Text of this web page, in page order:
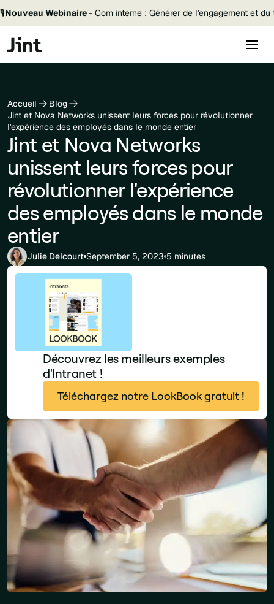
🎙️Nouveau Webinaire - Com interne : Générer de l'engagement et
Accueil
Blog
Jint et Nova Networks unissent leurs forces pour révolutionner
l'expérience des employés dans le monde entier
Jint et Nova Networks
unissent leurs forces pour
révolutionner l'expérience
des employés dans le monde
entier
Julie Delcourt September 5, 2023 5 minutes
Découvrez les meilleurs exemples
d'Intranet !
Téléchargez notre LookBook gratuit !